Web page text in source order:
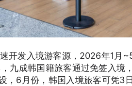
开发入境游客源，2026年1月
九成韩国籍旅客通过免签入境
，6月份，韩国入境旅客可凭3